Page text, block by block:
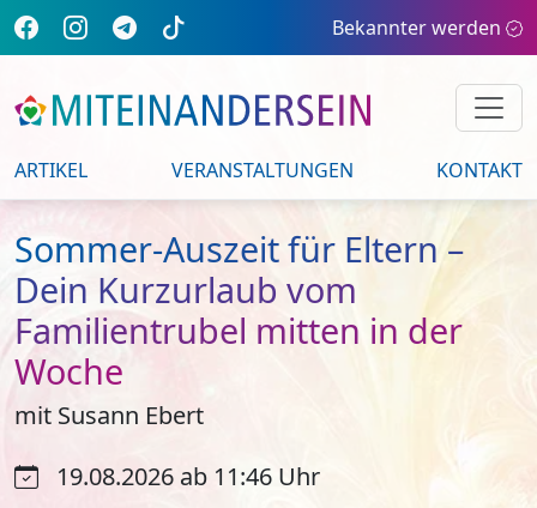
Bekannter werden
ARTIKEL VERANSTALTUNGEN KONTAKT
Sommer-Auszeit für Eltern –
Dein Kurzurlaub vom
Familientrubel mitten in der
Woche
mit Susann Ebert
19.08.2026 ab 11:46 Uhr